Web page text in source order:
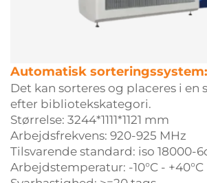
Automatisk sorteringssystem:
Det kan sorteres og placeres i en
efter bibliotekskategori.
Størrelse: 3244*1111*1121 mm
Arbejdsfrekvens: 920-925 MHz
Tilsvarende standard: iso 18000-
Arbejdstemperatur: -10°C - +40°C